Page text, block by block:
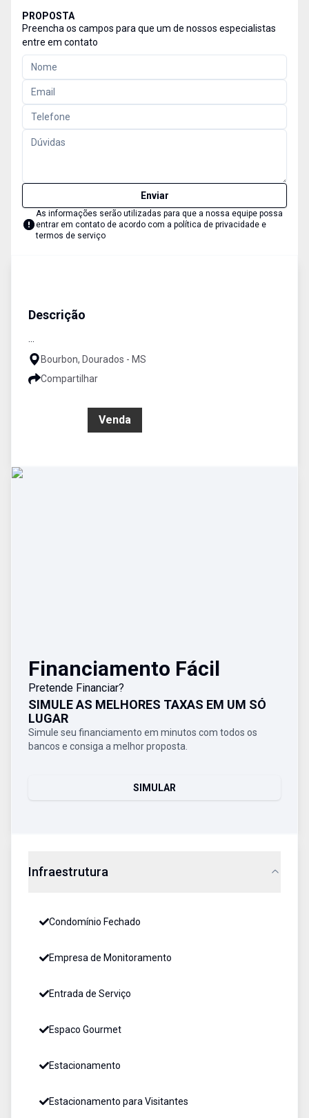
PROPOSTA
Preencha os campos para que um de nossos especialistas
entre em contato
Enviar
As informações serão utilizadas para que a nossa equipe possa
entrar em contato de acordo com a política de privacidade e
termos de serviço
Descrição
Bourbon, Dourados - MS
Compartilhar
Venda
Financiamento Fácil
Pretende Financiar?
SIMULE AS MELHORES TAXAS EM UM SÓ
LUGAR
Simule seu financiamento em minutos com todos os
bancos e consiga a melhor proposta.
SIMULAR
Infraestrutura
Condomínio Fechado
Empresa de Monitoramento
Entrada de Serviço
Espaco Gourmet
Estacionamento
Estacionamento para Visitantes